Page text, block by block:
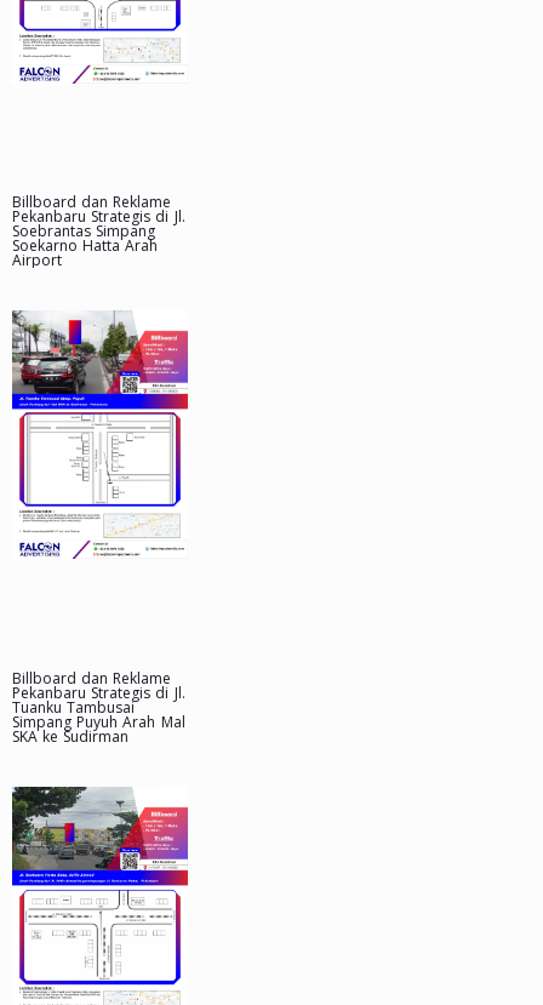
Billboard dan Reklame
Pekanbaru Strategis di Jl.
Soebrantas Simpang
Soekarno Hatta Arah
Airport
Billboard dan Reklame
Pekanbaru Strategis di Jl.
Tuanku Tambusai
Simpang Puyuh Arah Mal
SKA ke Sudirman